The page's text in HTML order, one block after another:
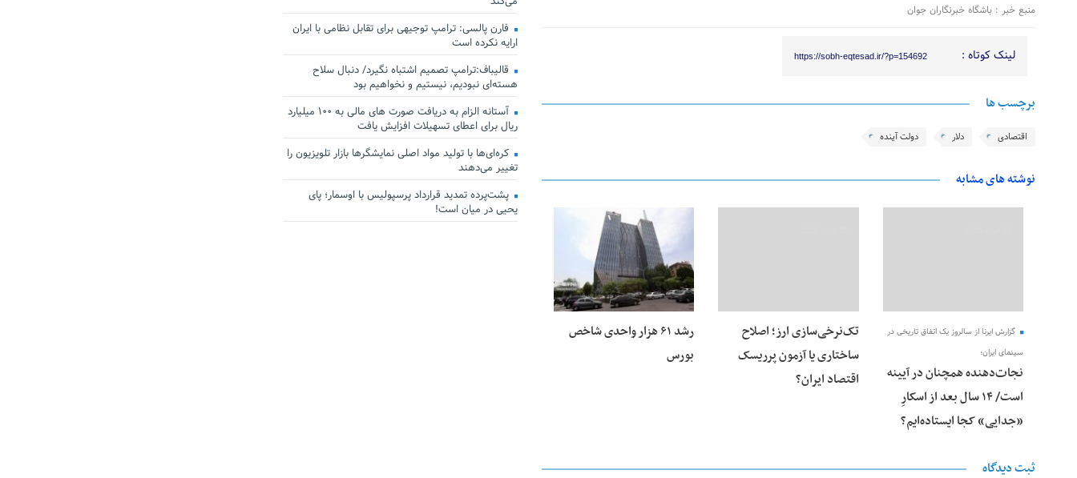
منبع خبر : باشگاه خبرنگاران جوان
لینک کوتاه : https://sobh-eqtesad.ir/?p=154692
برچسب ها
اقتصادی دلار دولت آینده
نوشته های مشابه
گزارش ایرنا از سالروز یک اتفاق تاریخی در
سینمای ایران؛
نجات‌دهنده‌ همچنان در آیینه
است/ ۱۴ سال بعد از اسکارِ
«جدایی» کجا ایستاده‌ایم؟
تک‌نرخی‌سازی ارز؛ اصلاح
ساختاری یا آزمون پرریسک
اقتصاد ایران؟
رشد ۶۱ هزار واحدی شاخص
بورس
ثبت دیدگاه
فارن پالسی: ترامپ توجیهی برای تقابل نظامی با ایران
ارایه نکرده است
قالیباف:ترامپ تصمیم اشتباه نگیرد/ دنبال سلاح
هسته‌ای نبودیم، نیستیم و نخواهیم بود
آستانه الزام به دریافت صورت های مالی به ۱۰۰ میلیارد
ریال برای اعطای تسهیلات افزایش یافت
کره‌ای‌ها با تولید مواد اصلی نمایشگرها بازار تلویزیون را
تغییر می‌دهند
پشت‌پرده تمدید قرارداد پرسپولیس با اوسمار؛ پای
یحیی در میان است!